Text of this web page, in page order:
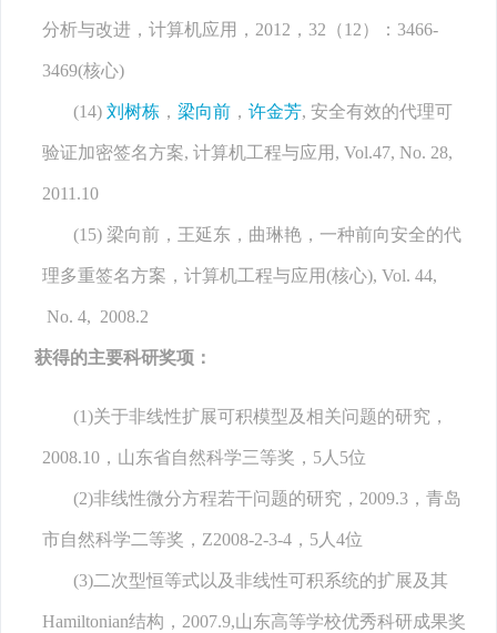
分析与改进，计算机应用，2012，32（12）：3466-
3469(核心)
(14) 刘树栋 ， 梁向前 ， 许金芳, 安全有效的代理可
验证加密签名方案, 计算机工程与应用, Vol.47, No. 28,
2011.10
(15) 梁向前，王延东，曲琳艳，一种前向安全的代
理多重签名方案，计算机工程与应用(核心), Vol. 44,
No. 4, 2008.2
获得的主要科研奖项：
(1)关于非线性扩展可积模型及相关问题的研究，
2008.10，山东省自然科学三等奖，5人5位
(2)非线性微分方程若干问题的研究，2009.3，青岛
市自然科学二等奖，Z2008-2-3-4，5人4位
(3)二次型恒等式以及非线性可积系统的扩展及其
Hamiltonian结构，2007.9,山东高等学校优秀科研成果奖